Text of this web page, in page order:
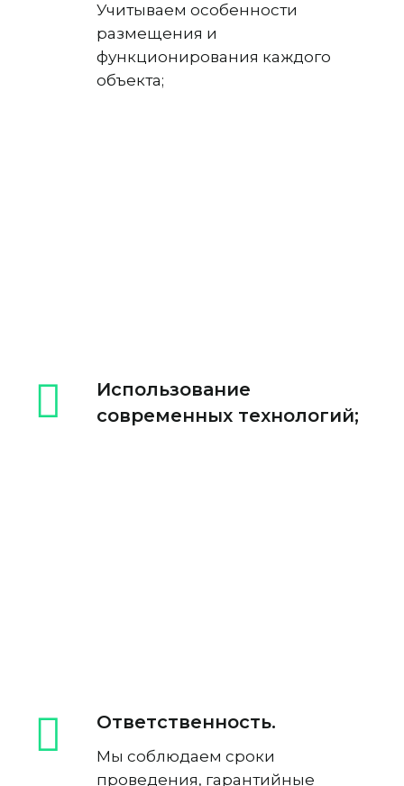
Учитываем особенности
размещения и
функционирования каждого
объекта;
Использование
современных технологий;
Ответственность.
Мы соблюдаем сроки
проведения, гарантийные